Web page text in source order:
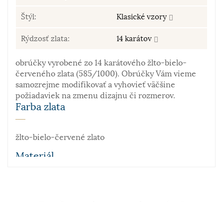
Štýl: Klasické vzory
Rýdzosť zlata: 14 karátov
obrúčky vyrobené zo 14 karátového žlto-bielo-
červeného zlata (585/1000). Obrúčky Vám vieme
samozrejme modifikovať a vyhovieť väčšine
požiadaviek na zmenu dizajnu či rozmerov.
Farba zlata
žlto-bielo-červené zlato
Materiál